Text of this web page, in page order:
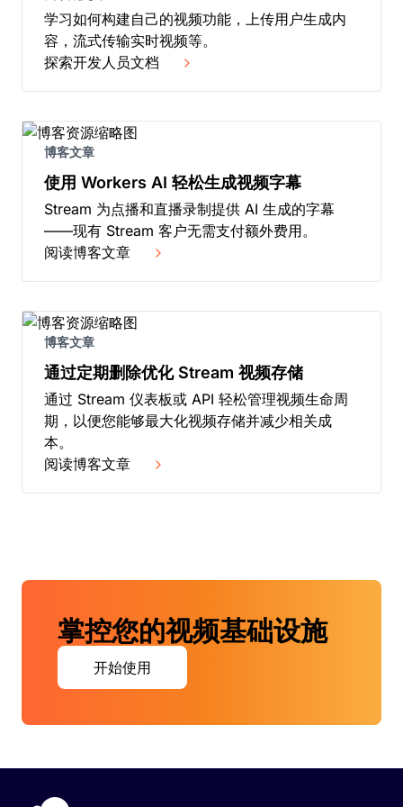
学习如何构建自己的视频功能，上传用户生成内
容，流式传输实时视频等。
探索开发人员文档
博客文章
使用 Workers AI 轻松生成视频字幕
Stream 为点播和直播录制提供 AI 生成的字幕
——现有 Stream 客户无需支付额外费用。
阅读博客文章
博客文章
通过定期删除优化 Stream 视频存储
通过 Stream 仪表板或 API 轻松管理视频生命周
期，以便您能够最大化视频存储并减少相关成
本。
阅读博客文章
掌控您的视频基础设施
开始使用